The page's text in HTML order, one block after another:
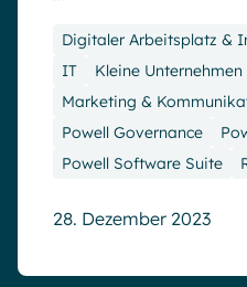
Digitaler Arbeitsplatz &
IT
Kleine Unternehmen
Marketing &
Powell Governance
Powell Software Suite
28. Dezember 2023